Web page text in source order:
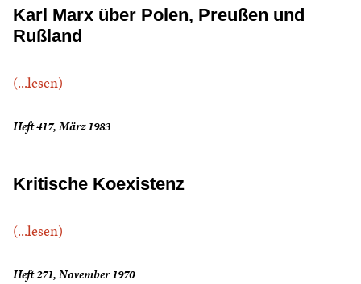
Karl Marx über Polen, Preußen und
Rußland
(...lesen)
Heft 417, März 1983
Kritische Koexistenz
(...lesen)
Heft 271, November 1970